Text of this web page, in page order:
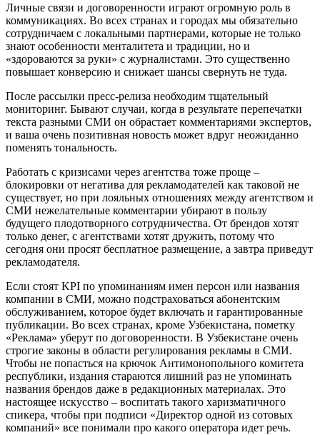
Личные связи и договоренности играют огромную роль в
коммуникациях. Во всех странах и городах мы обязательно
сотрудничаем с локальными партнерами, которые не только
знают особенности менталитета и традиции, но и
«здороваются за руки» с журналистами. Это существенно
повышает конверсию и снижает шансы свернуть не туда.
После рассылки пресс-релиза необходим тщательный
мониторинг. Бывают случаи, когда в результате перепечатки
текста разными СМИ он обрастает комментариями экспертов,
и ваша очень позитивная новость может вдруг неожиданно
поменять тональность.
Работать с кризисами через агентства тоже проще –
блокировки от негатива для рекламодателей как таковой не
существует, но при лояльных отношениях между агентством и
СМИ нежелательные комментарии убирают в пользу
будущего плодотворного сотрудничества. От брендов хотят
только денег, с агентствами хотят дружить, потому что
сегодня они просят бесплатное размещение, а завтра приведут
рекламодателя.
Если стоят KPI по упоминаниям имен персон или названия
компании в СМИ, можно подстраховаться абонентским
обслуживанием, которое будет включать и гарантированные
публикации. Во всех странах, кроме Узбекистана, пометку
«Реклама» уберут по договоренности. В Узбекистане очень
строгие законы в области регулирования рекламы в СМИ.
Чтобы не попасться на крючок Антимонопольного комитета
республики, издания стараются лишний раз не упоминать
названия брендов даже в редакционных материалах. Это
настоящее искусство – воспитать такого харизматичного
спикера, чтобы при подписи «Директор одной из сотовых
компаний» все понимали про какого оператора идет речь.